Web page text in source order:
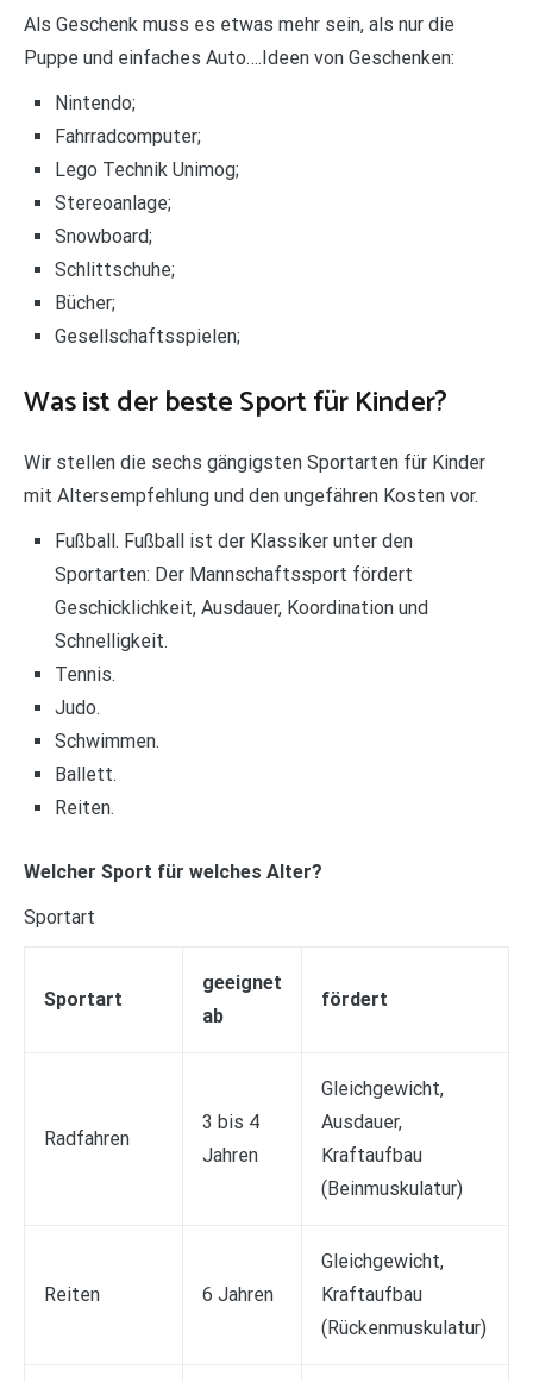
Als Geschenk muss es etwas mehr sein, als nur die
Puppe und einfaches Auto….Ideen von Geschenken:
Nintendo;
Fahrradcomputer;
Lego Technik Unimog;
Stereoanlage;
Snowboard;
Schlittschuhe;
Bücher;
Gesellschaftsspielen;
Was ist der beste Sport für Kinder?
Wir stellen die sechs gängigsten Sportarten für Kinder
mit Altersempfehlung und den ungefähren Kosten vor.
Fußball. Fußball ist der Klassiker unter den
Sportarten: Der Mannschaftssport fördert
Geschicklichkeit, Ausdauer, Koordination und
Schnelligkeit.
Tennis.
Judo.
Schwimmen.
Ballett.
Reiten.
Welcher Sport für welches Alter?
Sportart
Sportart
geeignet
ab
fördert
Radfahren
3 bis 4
Jahren
Gleichgewicht,
Ausdauer,
Kraftaufbau
(Beinmuskulatur)
Reiten 6 Jahren
Gleichgewicht,
Kraftaufbau
(Rückenmuskulatur)